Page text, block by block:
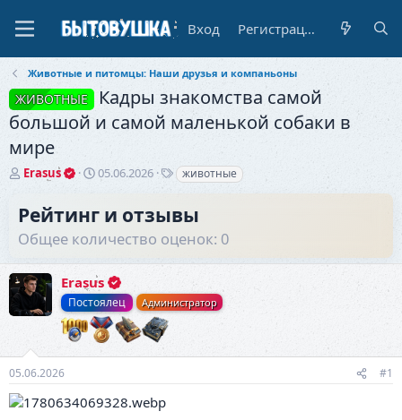
Вход Регистрация
Животные и питомцы: Наши друзья и компаньоны
ЖИВОТНЫЕ
Кадры знакомства самой
большой и самой маленькой собаки в
мире
А
о
р
е
м
ы
Erasus
Д
н
ч
а
л
а
05.06.2026
Т
и
животные
Рейтинг и отзывы
Общее количество оценок: 0
Erasus
Постоялец Администратор
05.06.2026 #1